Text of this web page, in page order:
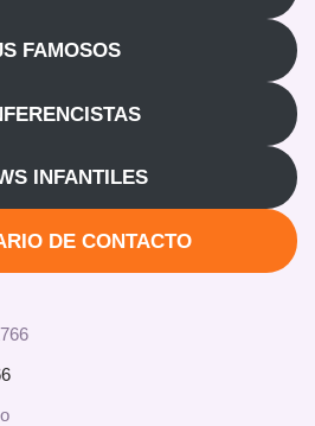
FAMOSOS
INFANTILES
DE CONTACTO